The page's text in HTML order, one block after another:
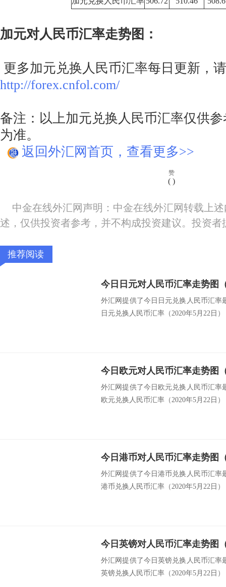
加元对人民币汇率走势图：
更多加元兑换人民币汇率每日更新，
http://forex.cnfol.com/
备注：以上加元兑换人民币汇率仅供
为准。
返回外汇网首页，查看更多>>
赞
( )
中金在线外汇网声明：中金在线外汇网转载上
述，仅供投资者参考，并不构成投资建议。投资
推荐阅读
今日日元对人民币汇率走势图
外汇网提供了今日日元兑换人民币汇率
日元兑换人民币汇率（2020年5月22日
今日欧元对人民币汇率走势图
外汇网提供了今日欧元兑换人民币汇率
欧元兑换人民币汇率（2020年5月22日
今日港币对人民币汇率走势图
外汇网提供了今日港币兑换人民币汇率
港币兑换人民币汇率（2020年5月22日
今日英镑对人民币汇率走势图
外汇网提供了今日英镑兑换人民币汇率
英镑兑换人民币汇率（2020年5月22日